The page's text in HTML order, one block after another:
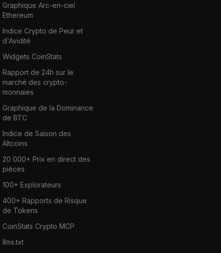
Graphique Arc-en-ciel
Ethereum
Indice Crypto de Peur et
d'Avidité
Widgets CoinStats
Rapport de 24h sur le
marché des crypto-
monnaies
Graphique de la Dominance
de BTC
Indice de Saison des
Altcoins
20 000+ Prix en direct des
pièces
100+ Explorateurs
400+ Rapports de Risque
de Tokens
CoinStats Crypto MCP
llms.txt